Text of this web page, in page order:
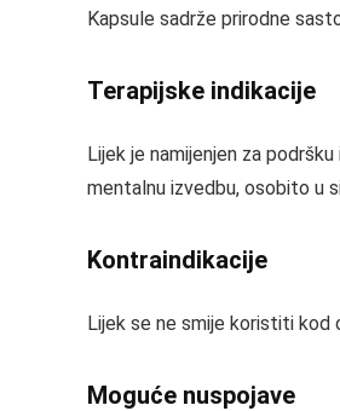
Kapsule sadrže prirodne
Terapijske indikacije
Lijek je namijenjen za
mentalnu izvedbu, osobito u
Kontraindikacije
Lijek se ne smije koristiti kod
Moguće nuspojave